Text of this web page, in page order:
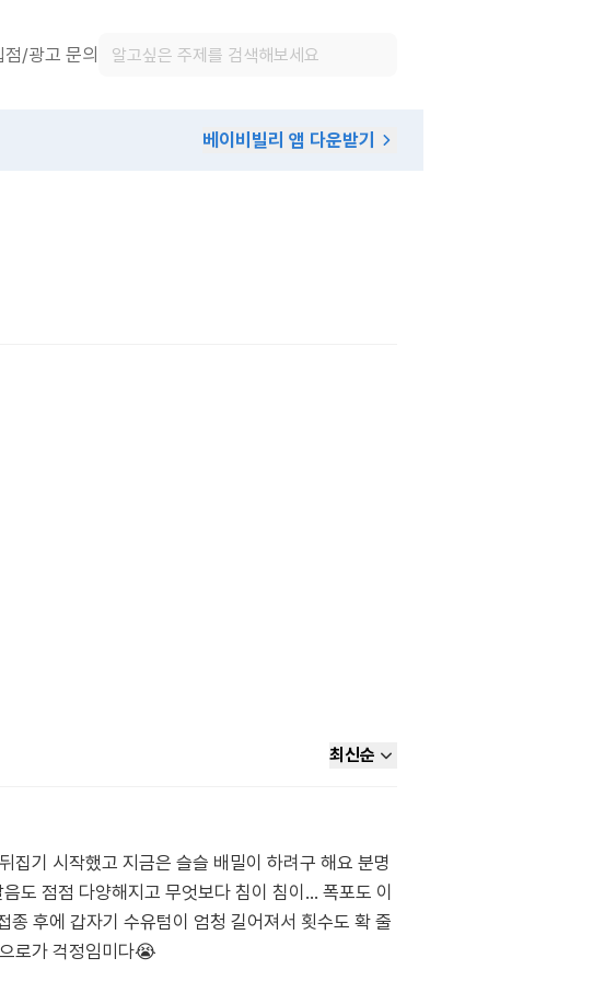
점/광고 문의
베이비빌리 앱 다운받기
최신순
기 시작했고 지금은 슬슬 배밀이 하려구 해요 분명
도 점점 다양해지고 무엇보다 침이 침이... 폭포도 이
후에 갑자기 수유텀이 엄청 길어져서 횟수도 확 줄
로가 걱정임미다😭